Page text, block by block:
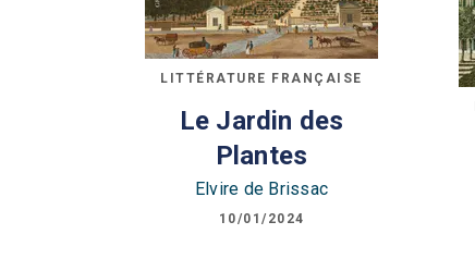
LITTÉRATURE FRANÇAISE
Le Jardin des
Plantes
Elvire de Brissac
10/01/2024